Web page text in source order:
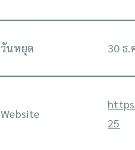
วันหยุด 30 ธ.
Website
25